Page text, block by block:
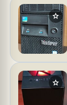
star
star